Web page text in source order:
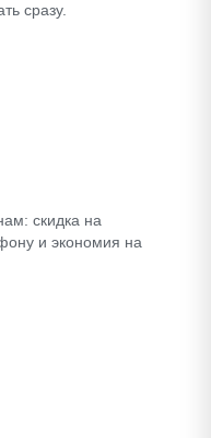
сразу.
скидка на
и экономия на